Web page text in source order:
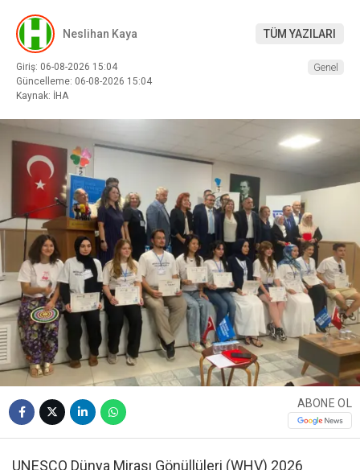
Neslihan Kaya TÜM YAZILARI
Giriş: 06-08-2026 15:04
Güncelleme: 06-08-2026 15:04
Kaynak: İHA
Genel
ABONE OL
UNESCO Dünya Mirası Gönüllüleri (WHV) 2026